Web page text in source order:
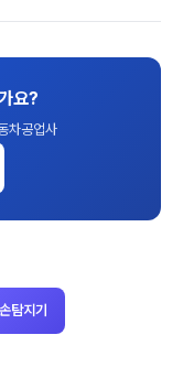
요?
차공업사
탐지기